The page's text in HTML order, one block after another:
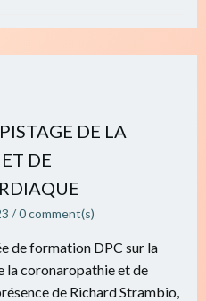
DE LA
DE
/0comment(s)
de formation DPC sur la
la coronaropathie et de
de Richard Strambio,